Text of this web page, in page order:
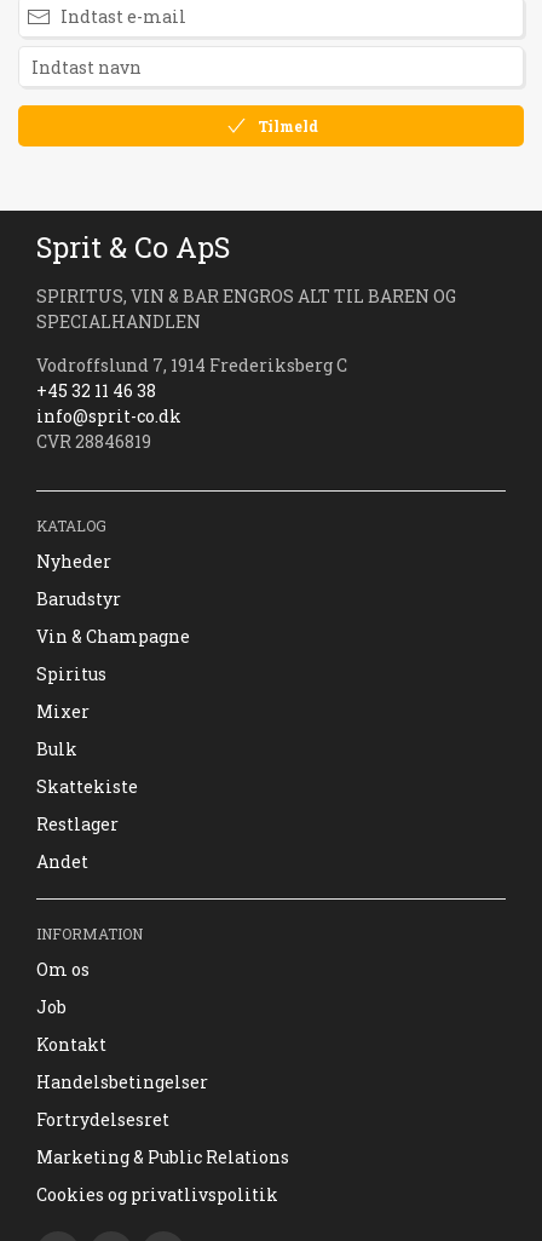
Tilmeld
Sprit & Co ApS
SPIRITUS, VIN & BAR ENGROS ALT TIL BAREN OG
SPECIALHANDLEN
Vodroffslund 7, 1914 Frederiksberg C
+45 32 11 46 38
info@sprit-co.dk
CVR 28846819
KATALOG
Nyheder
Barudstyr
Vin & Champagne
Spiritus
Mixer
Bulk
Skattekiste
Restlager
Andet
INFORMATION
Om os
Job
Kontakt
Handelsbetingelser
Fortrydelsesret
Marketing & Public Relations
Cookies og privatlivspolitik